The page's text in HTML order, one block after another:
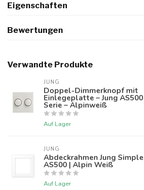
Eigenschaften
Bewertungen
Verwandte Produkte
JUNG
Doppel-Dimmerknopf mit
Einlegeplatte – Jung AS500
Serie – Alpinweiß
Auf Lager
JUNG
Abdeckrahmen Jung Simple
AS500 | Alpin Weiß
Auf Lager